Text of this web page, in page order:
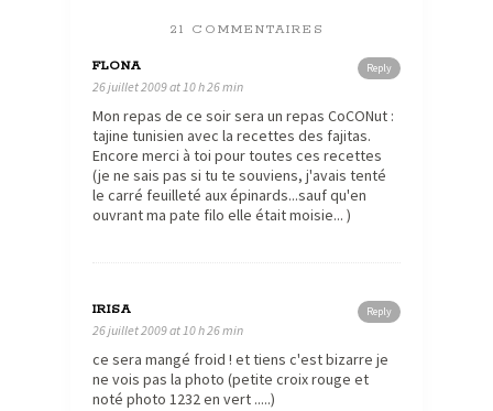
21 COMMENTAIRES
Reply
FLONA
26 juillet 2009 at 10 h 26 min
Mon repas de ce soir sera un repas CoCONut :
tajine tunisien avec la recettes des fajitas.
Encore merci à toi pour toutes ces recettes
(je ne sais pas si tu te souviens, j'avais tenté
le carré feuilleté aux épinards...sauf qu'en
ouvrant ma pate filo elle était moisie... )
Reply
IRISA
26 juillet 2009 at 10 h 26 min
ce sera mangé froid ! et tiens c'est bizarre je
ne vois pas la photo (petite croix rouge et
noté photo 1232 en vert .....)